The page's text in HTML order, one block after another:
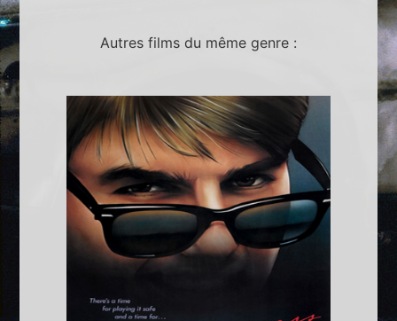
Autres films du même genre :